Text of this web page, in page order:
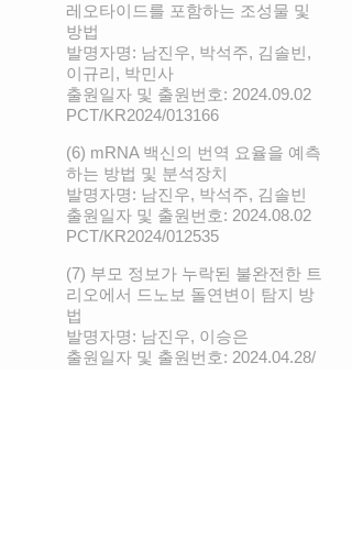
레오타이드를 포함하는 조성물 및
방법
발명자명: 남진우, 박석주, 김솔빈,
이규리, 박민사
출원일자 및 출원번호: 2024.09.02
PCT/KR2024/013166
(6) mRNA 백신의 번역 요율을 예측
하는 방법 및 분석장치
발명자명: 남진우, 박석주, 김솔빈
출원일자 및 출원번호: 2024.08.02
PCT/KR2024/012535
(7) 부모 정보가 누락된 불완전한 트
리오에서 드노보 돌연변이 탐지 방
법
발명자명: 남진우, 이승은
출원일자 및 출원번호: 2024.04.28/